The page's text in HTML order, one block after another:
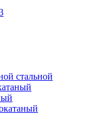
стальной